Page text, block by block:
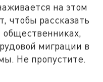
на этом
чтобы рассказать
общественниках,
миграции в
Не пропустите.